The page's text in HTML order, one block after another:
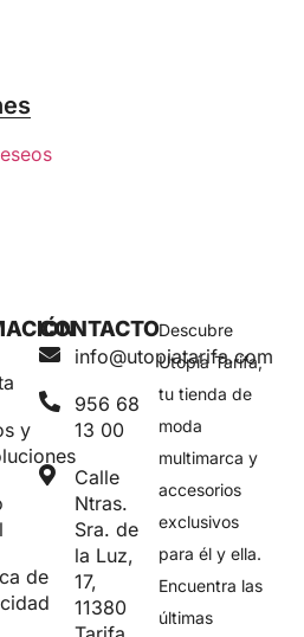
Descubre
Utopía Tarifa,
tu tienda de
moda
multimarca y
accesorios
exclusivos
para él y ella.
Encuentra las
últimas
CONTACTO
info@utopiatarifa.com
956 68
13 00
Calle
Ntras.
Sra. de
la Luz,
17,
11380
y
de